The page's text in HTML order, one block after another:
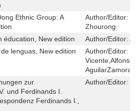
Ethnic Group: A
Author/Editor:
Zhourong
éducation, New edition
Author/Editor:
lenguas, New edition
Author/Editor:
zur
und Ferdinands I.
Ferdinands I.,
Author/Editor: